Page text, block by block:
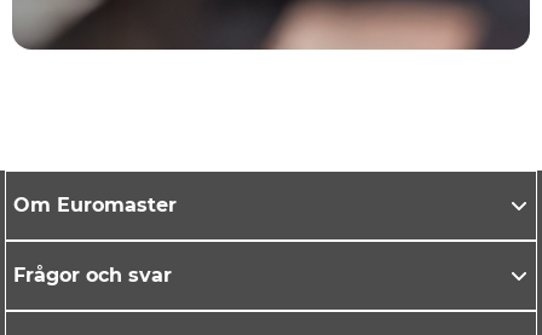
Om Euromaster
Frågor och svar